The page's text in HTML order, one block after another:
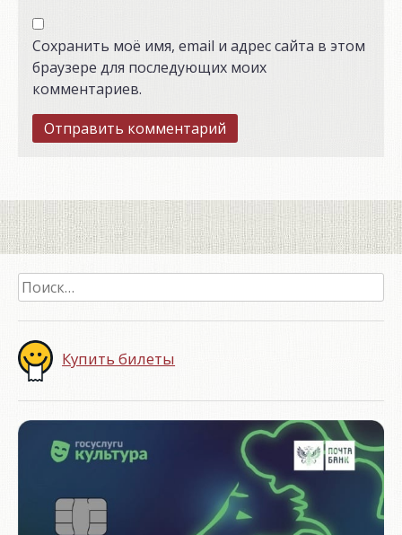
Сохранить моё имя, email и адрес сайта в этом
браузере для последующих моих
комментариев.
Найти:
Купить билеты